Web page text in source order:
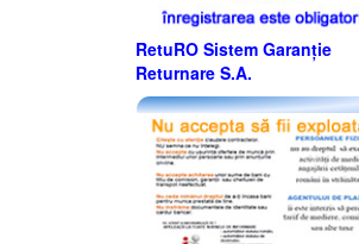
RetuRO Sistem Garanție
Returnare S.A.